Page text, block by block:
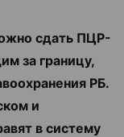
сдать ПЦР-
за границу,
РБ.
и
в систему